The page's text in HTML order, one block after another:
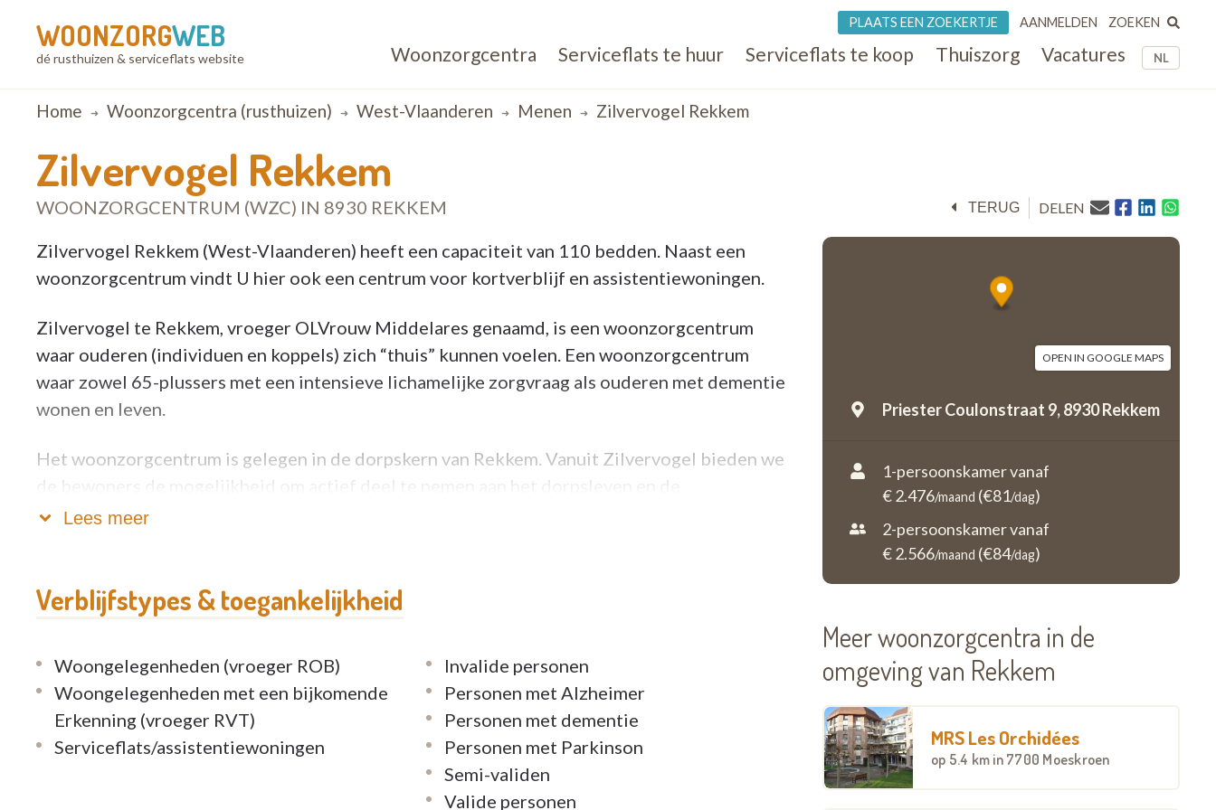
WOONZORGWEB
dé rusthuizen & serviceflats website NL
Woonzorgcentra Serviceflats te huur Serviceflats te koop Thuiszorg Vacatures
PLAATS EEN ZOEKERTJE AANMELDEN ZOEKEN
Breadcrumb
Home Woonzorgcentra (rusthuizen) West-Vlaanderen Menen Zilvervogel Rekkem
Zilvervogel Rekkem
WOONZORGCENTRUM (WZC) IN 8930 REKKEM TERUG DELEN
OPEN IN GOOGLE MAPS
Priester Coulonstraat 9,8930 Rekkem
1-persoonskamer vanaf
€ 2.476/maand (€81/dag)
2-persoonskamer vanaf
€ 2.566/maand (€84/dag)
Zilvervogel Rekkem (West-Vlaanderen) heeft een capaciteit van 110 bedden. Naast een
woonzorgcentrum vindt U hier ook een centrum voor kortverblijf en assistentiewoningen.
Zilvervogel te Rekkem, vroeger OLVrouw Middelares genaamd, is een woonzorgcentrum
waar ouderen (individuen en koppels) zich “thuis” kunnen voelen. Een woonzorgcentrum
waar zowel 65-plussers met een intensieve lichamelijke zorgvraag als ouderen met dementie
wonen en leven.
Het woonzorgcentrum is gelegen in de dorpskern van Rekkem. Vanuit Zilvervogel bieden we
de bewoners de mogelijkheid om actief deel te nemen aan het dorpsleven en de
samenleving.
Lees meer
Verblijfstypes & toegankelijkheid
Woongelegenheden (vroeger ROB)
Woongelegenheden met een bijkomende
Erkenning (vroeger RVT)
Serviceflats/assistentiewoningen
Invalide personen
Personen met Alzheimer
Personen met dementie
Personen met Parkinson
Semi-validen
Valide personen
Meer woonzorgcentra in de
omgeving van Rekkem
MRS Les Orchidées
op 5.4 km in 7700 Moeskroen